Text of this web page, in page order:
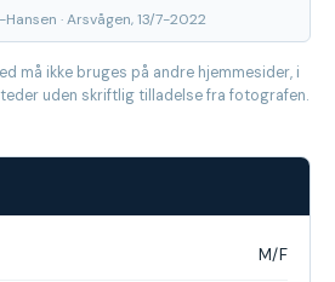
· Arsvågen, 13/7-2022
må ikke bruges på andre hjemmesider, i
uden skriftlig tilladelse fra fotografen.
M/F